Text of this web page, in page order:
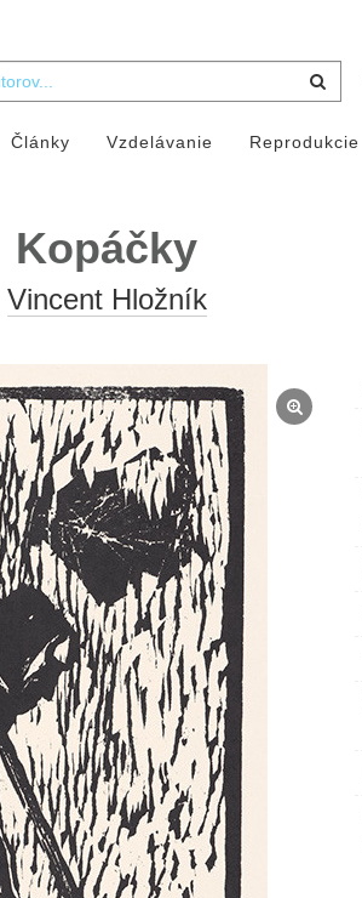
Články Vzdelávanie Reprodukcie
Kopáčky
Vincent Hložník